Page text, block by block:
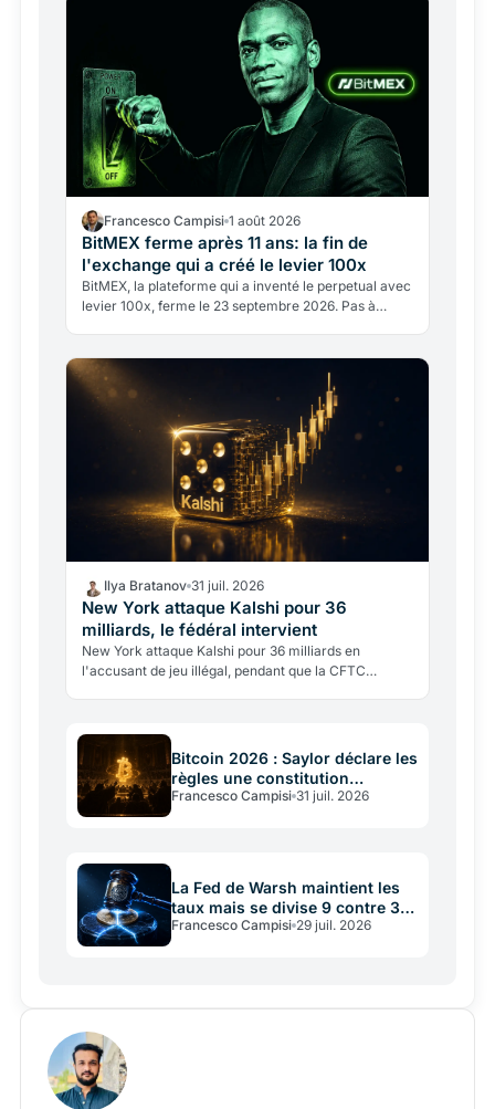
Francesco Campisi 1 août 2026
BitMEX ferme après 11 ans: la fin de
l'exchange qui a créé le levier 100x
BitMEX, la plateforme qui a inventé le perpetual avec
levier 100x, ferme le 23 septembre 2026. Pas à
Ilya Bratanov 31 juil. 2026
New York attaque Kalshi pour 36
milliards, le fédéral intervient
New York attaque Kalshi pour 36 milliards en
l'accusant de jeu illégal, pendant que la CFTC
Bitcoin 2026 : Saylor déclare les
règles une constitution
immuable
Francesco Campisi 31 juil. 2026
La Fed de Warsh maintient les
taux mais se divise 9 contre 3:
que risquent les crypto
Francesco Campisi 29 juil. 2026